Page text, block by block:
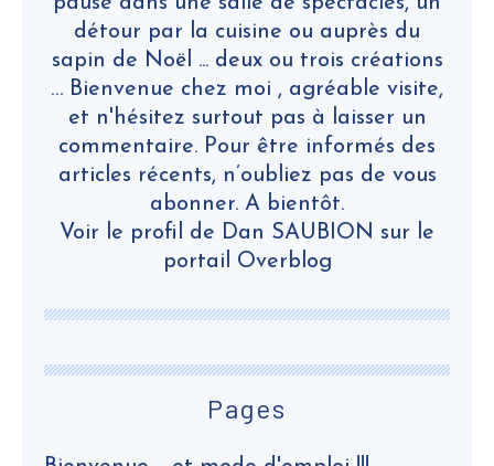
Pages
détour par la cuisine ou auprès du
sapin de Noël ... deux ou trois créations
… Bienvenue chez moi , agréable visite,
et n'hésitez surtout pas à laisser un
commentaire. Pour être informés des
articles récents, n’oubliez pas de vous
abonner. A bientôt.
Voir le profil de Dan SAUBION sur le
portail Overblog